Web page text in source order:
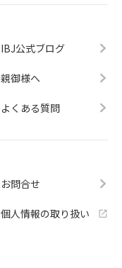
IBJ公式ブログ
親御様へ
よくある質問
お問合せ
個人情報の取り扱い